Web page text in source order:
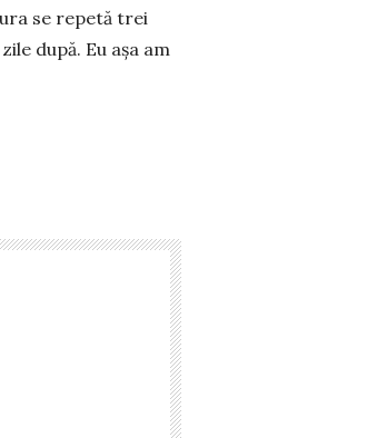
se repetă trei
după. Eu așa am